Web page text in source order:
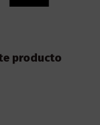
producto